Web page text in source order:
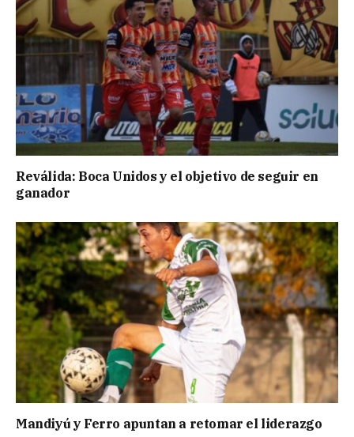
Reválida: Boca Unidos y el objetivo de seguir en
ganador
Mandiyú y Ferro apuntan a retomar el liderazgo